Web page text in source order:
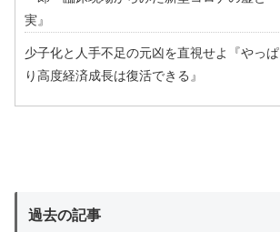
実』
少子化と人手不足の元凶を直視せよ『やっぱ
り高度経済成長は復活できる』
過去の記事